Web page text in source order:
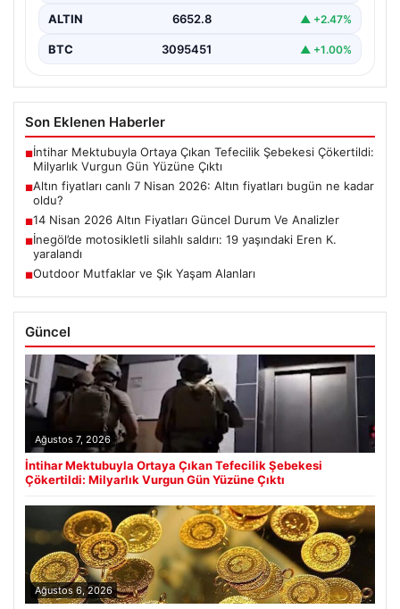
ALTIN 6652.8 ▲ +2.47%
BTC 3095451 ▲ +1.00%
Son Eklenen Haberler
■İntihar Mektubuyla Ortaya Çıkan Tefecilik Şebekesi Çökertildi:
Milyarlık Vurgun Gün Yüzüne Çıktı
■Altın fiyatları canlı 7 Nisan 2026: Altın fiyatları bugün ne kadar
oldu?
■14 Nisan 2026 Altın Fiyatları Güncel Durum Ve Analizler
■İnegöl’de motosikletli silahlı saldırı: 19 yaşındaki Eren K.
yaralandı
■Outdoor Mutfaklar ve Şık Yaşam Alanları
Güncel
Ağustos 7, 2026
İntihar Mektubuyla Ortaya Çıkan Tefecilik Şebekesi
Çökertildi: Milyarlık Vurgun Gün Yüzüne Çıktı
Ağustos 6, 2026